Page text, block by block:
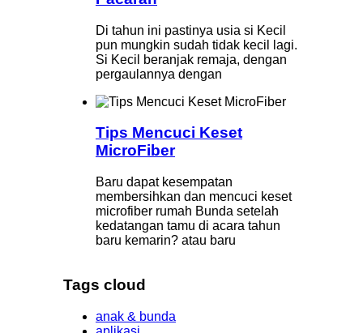
Di tahun ini pastinya usia si Kecil
pun mungkin sudah tidak kecil lagi.
Si Kecil beranjak remaja, dengan
pergaulannya dengan
Tips Mencuci Keset
MicroFiber
Baru dapat kesempatan
membersihkan dan mencuci keset
microfiber rumah Bunda setelah
kedatangan tamu di acara tahun
baru kemarin? atau baru
Tags cloud
anak & bunda